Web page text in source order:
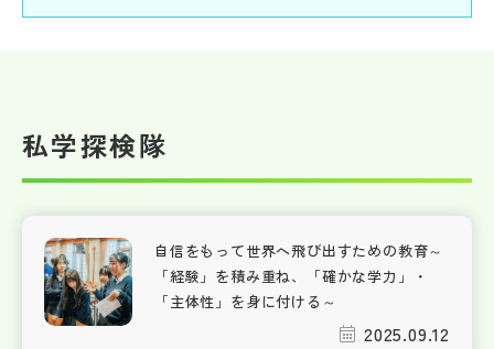
私学探検隊
自信をもって世界へ飛び出すための教育～
「経験」を積み重ね、「確かな学力」・
「主体性」を身に付ける～
2025.09.12